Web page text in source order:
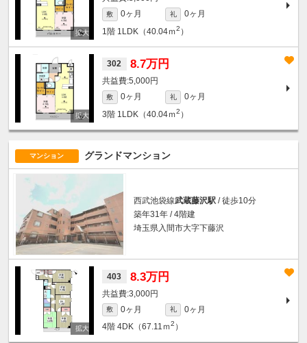
敷 0ヶ月 礼
0ヶ月
1階 1LDK（40.04ｍ2 ）
302 8.7万円
5,000円
敷 0ヶ月 礼
0ヶ月
3階 1LDK（40.04ｍ2 ）
マンション グランドマンション
西武池袋線武蔵藤沢駅 / 徒歩10分
築年31年 / 4階建
埼玉県入間市大字下藤沢
403 8.3万円
3,000円
敷 0ヶ月 礼
0ヶ月
4階 4DK（67.11ｍ2 ）